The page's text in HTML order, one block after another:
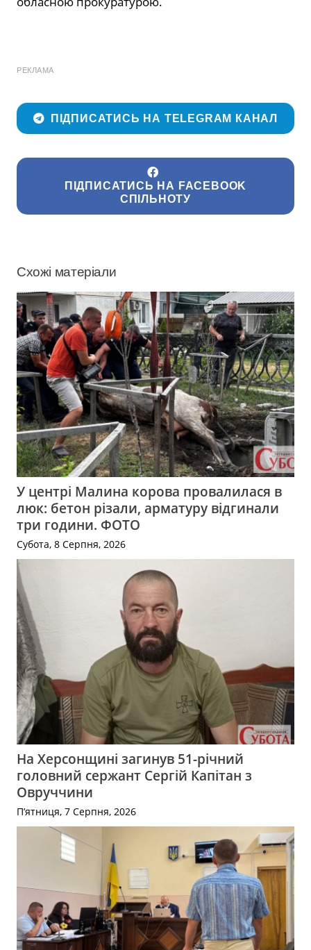
РЕКЛАМА
ПІДПИСАТИСЬ НА TELEGRAM КАНАЛ
ПІДПИСАТИСЬ НА FACEBOOK
СПІЛЬНОТУ
Схожі матеріали
У центрі Малина корова провалилася в
люк: бетон різали, арматуру відгинали
три години. ФОТО
Субота, 8 Серпня, 2026
На Херсонщині загинув 51-річний
головний сержант Сергій Капітан з
Овруччини
П’ятниця, 7 Серпня, 2026